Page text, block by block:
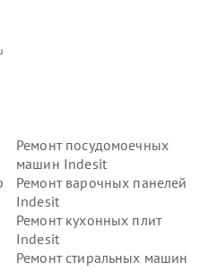
Ремонт посудомоечных
машин Indesit
Ремонт варочных панелей
Indesit
Ремонт кухонных плит
Indesit
Ремонт стиральных машин